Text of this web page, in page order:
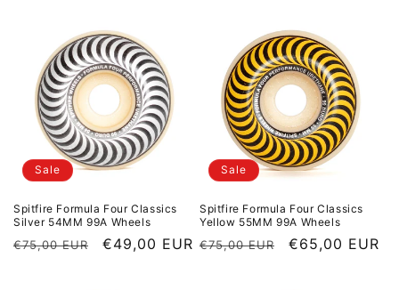
Sale
Spitfire Formula Four Classics
Silver 54MM 99A Wheels
Normaler Preis
€75,00 EUR Sale Preis
€49,00 EUR
Sale
Spitfire Formula Four Classics
Yellow 55MM 99A Wheels
Normaler Preis
€75,00 EUR Sale Preis
€65,00 EUR